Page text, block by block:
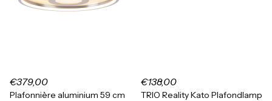
€379,00
Plafonnière aluminium 59 cm
€138,00
TRIO Reality Kato Plafondlamp